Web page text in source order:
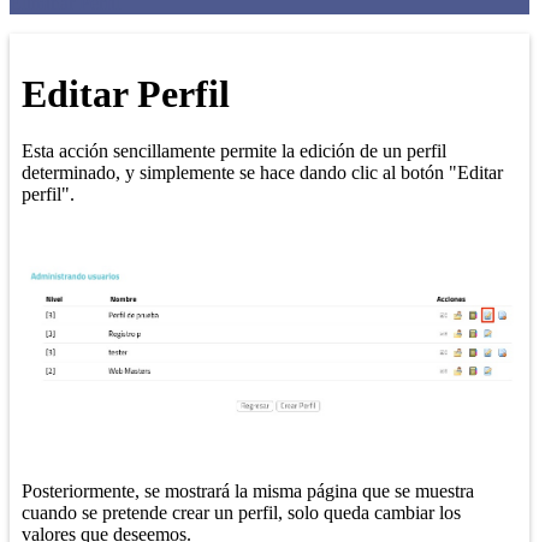
Editar Perfil
Esta acción sencillamente permite la edición de un perfil
determinado, y simplemente se hace dando clic al botón "Editar
perfil".
Posteriormente, se mostrará la misma página que se muestra
cuando se pretende crear un perfil, solo queda cambiar los
valores que deseemos.